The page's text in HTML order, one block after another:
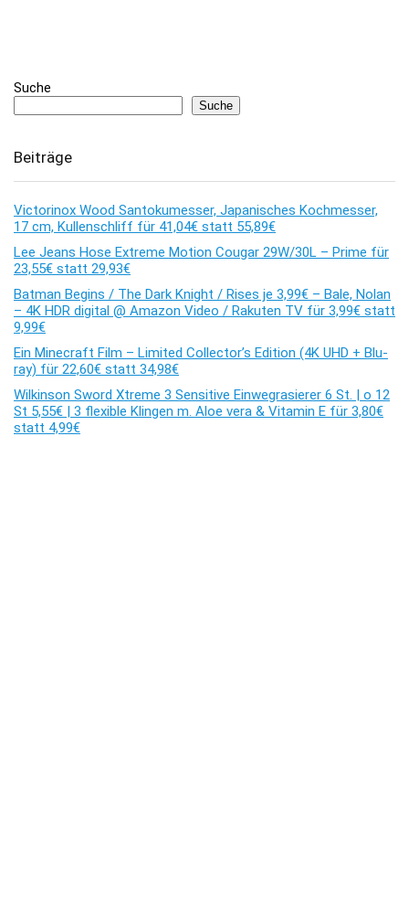
Suche
Suche
Beiträge
Victorinox Wood Santokumesser, Japanisches Kochmesser,
17 cm, Kullenschliff für 41,04€ statt 55,89€
Lee Jeans Hose Extreme Motion Cougar 29W/30L – Prime für
23,55€ statt 29,93€
Batman Begins / The Dark Knight / Rises je 3,99€ – Bale, Nolan
– 4K HDR digital @ Amazon Video / Rakuten TV für 3,99€ statt
9,99€
Ein Minecraft Film – Limited Collector’s Edition (4K UHD + Blu-
ray) für 22,60€ statt 34,98€
Wilkinson Sword Xtreme 3 Sensitive Einwegrasierer 6 St. | o 12
St 5,55€ | 3 flexible Klingen m. Aloe vera & Vitamin E für 3,80€
statt 4,99€